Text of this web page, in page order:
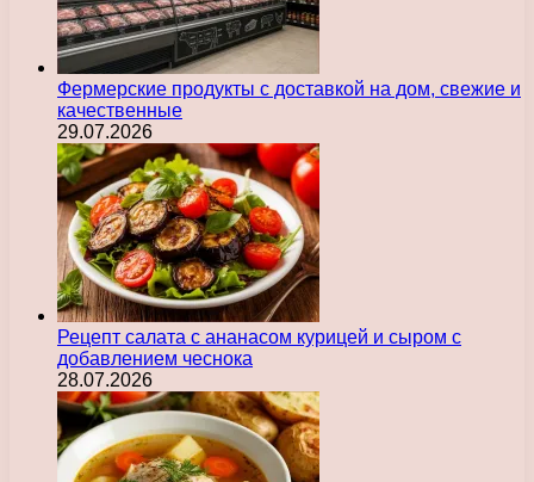
Фермерские продукты с доставкой на дом, свежие и
качественные
29.07.2026
Рецепт салата с ананасом курицей и сыром с
добавлением чеснока
28.07.2026